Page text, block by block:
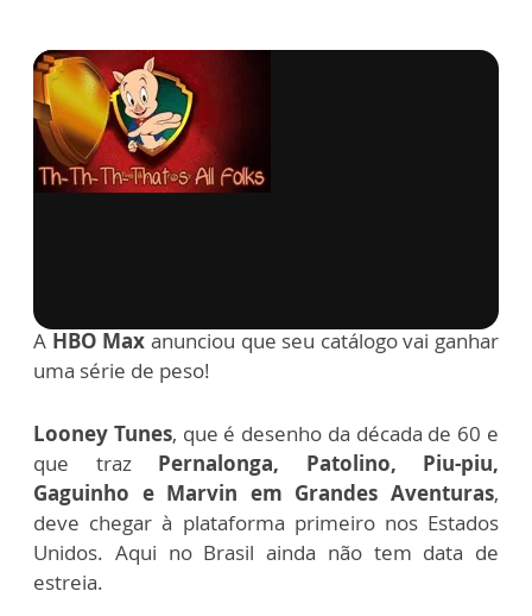
A HBO Max anunciou que seu catálogo vai ganhar
uma série de peso!
Looney Tunes, que é desenho da década de 60 e
que traz Pernalonga, Patolino, Piu-piu,
Gaguinho e Marvin em Grandes Aventuras,
deve chegar à plataforma primeiro nos Estados
Unidos. Aqui no Brasil ainda não tem data de
estreia.